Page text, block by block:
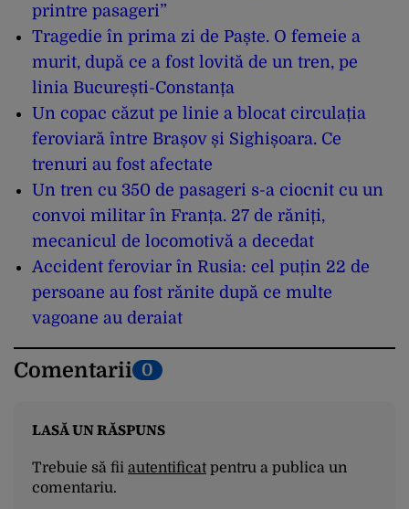
printre pasageri”
Tragedie în prima zi de Paște. O femeie a
murit, după ce a fost lovită de un tren, pe
linia București-Constanța
Un copac căzut pe linie a blocat circulația
feroviară între Brașov și Sighișoara. Ce
trenuri au fost afectate
Un tren cu 350 de pasageri s-a ciocnit cu un
convoi militar în Franța. 27 de răniți,
mecanicul de locomotivă a decedat
Accident feroviar în Rusia: cel puțin 22 de
persoane au fost rănite după ce multe
vagoane au deraiat
Comentarii 0
LASĂ UN RĂSPUNS
Trebuie să fii autentificatpentru a publica un
comentariu.